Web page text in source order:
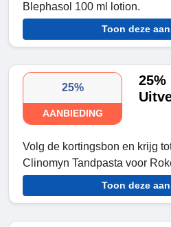
Blephasol 100 ml lotion.
Toon deze
25%
AANBIEDING
Volg de kortingsbon en krijg
Clinomyn Tandpasta voor
Toon deze